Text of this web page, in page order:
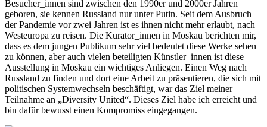
Besucher_innen sind zwischen den 1990er und 2000er Jahren
geboren, sie kennen Russland nur unter Putin. Seit dem Ausbruch
der Pandemie vor zwei Jahren ist es ihnen nicht mehr erlaubt, nach
Westeuropa zu reisen. Die Kurator_innen in Moskau berichten mir,
dass es dem jungen Publikum sehr viel bedeutet diese Werke sehen
zu können, aber auch vielen beteiligten Künstler_innen ist diese
Ausstellung in Moskau ein wichtiges Anliegen. Einen Weg nach
Russland zu finden und dort eine Arbeit zu präsentieren, die sich mit
politischen Systemwechseln beschäftigt, war das Ziel meiner
Teilnahme an „Diversity United“. Dieses Ziel habe ich erreicht und
bin dafür bewusst einen Kompromiss eingegangen.